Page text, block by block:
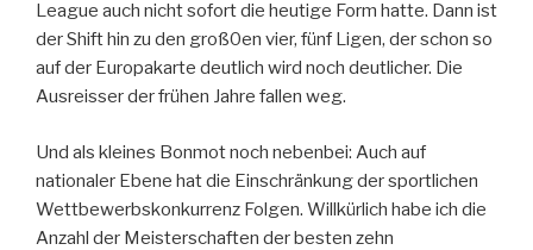
League auch nicht sofort die heutige Form hatte. Dann ist
der Shift hin zu den groß0en vier, fünf Ligen, der schon so
auf der Europakarte deutlich wird noch deutlicher. Die
Ausreisser der frühen Jahre fallen weg.
Und als kleines Bonmot noch nebenbei: Auch auf
nationaler Ebene hat die Einschränkung der sportlichen
Wettbewerbskonkurrenz Folgen. Willkürlich habe ich die
Anzahl der Meisterschaften der besten zehn